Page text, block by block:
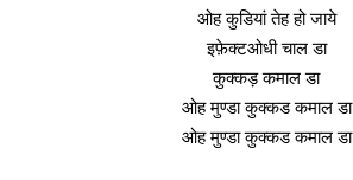
ओह कुडियां तेह हो जाये
इफ़ेक्टओधी चाल डा
कुक्कड़ कमाल डा
ओह मुण्डा कुक्कड कमाल डा
ओह मुण्डा कुक्कड कमाल डा